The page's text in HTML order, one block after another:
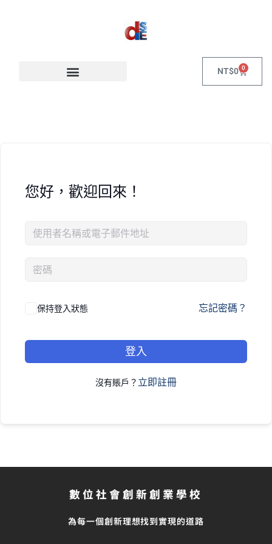
NT$0 0
您好，歡迎回來！
保持登入狀態 忘記密碼？
登入
沒有賬戶？ 立即註冊
數位社會創新創業學校
為每一個創新理想找到實現的道路